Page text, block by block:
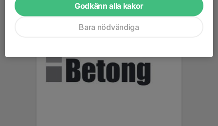
Godkänn alla kakor
Bara nödvändiga